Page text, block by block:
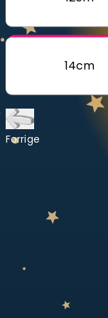
Velg
Logg inn
14cm
Forrige